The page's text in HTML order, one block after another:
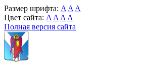
Размер шрифта: A A A
Цвет сайта: A A A A
Полная версия сайта